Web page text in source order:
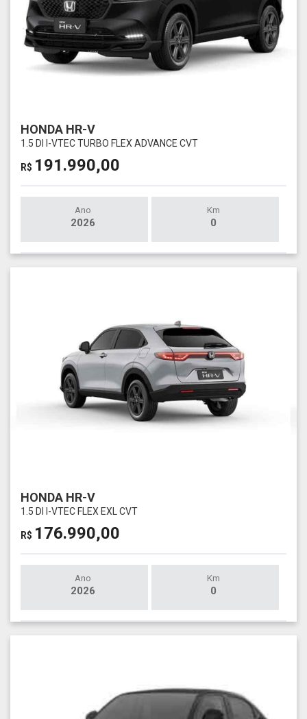
HONDA HR-V
1.5 DI I-VTEC TURBO FLEX ADVANCE CVT
R$ 191.990,00
Ano
2026
Km
0
HONDA HR-V
1.5 DI I-VTEC FLEX EXL CVT
R$ 176.990,00
Ano
2026
Km
0